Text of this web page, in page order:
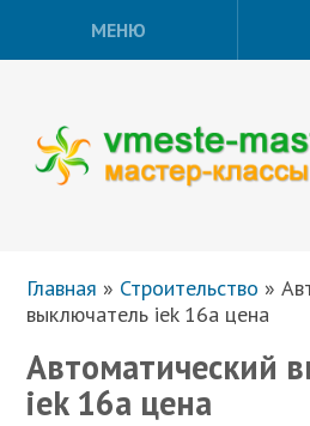
МЕНЮ
Главная » Строительство »
выключатель iek 16а цена
Автоматический
iek 16а цена